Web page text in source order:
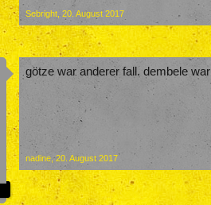
Sebright 20. August 2017
götze war anderer fall. dembele
nadine , 20. August 2017